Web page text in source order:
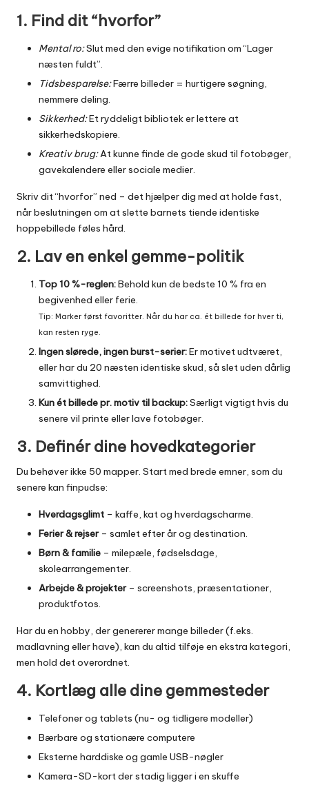
1. Find dit “hvorfor”
Mental ro:Slut med den evige notifikation om “Lager
næsten fuldt”.
Tidsbesparelse:Færre billeder = hurtigere søgning,
nemmere deling.
Sikkerhed:Et ryddeligt bibliotek er lettere at
sikkerhedskopiere.
Kreativ brug:At kunne finde de gode skud til fotobøger,
gavekalendere eller sociale medier.
Skriv dit “hvorfor” ned – det hjælper dig med at holde fast,
når beslutningen om at slette barnets tiende identiske
hoppebillede føles hård.
2. Lav en enkel gemme-politik
Top 10 %-reglen:Behold kun de bedste 10 % fra en
begivenhed eller ferie.
Tip: Marker først favoritter. Når du har ca. ét billede for hver ti,
kan resten ryge.
Ingen slørede, ingen burst-serier:Er motivet udtværet,
eller har du 20 næsten identiske skud, så slet uden dårlig
samvittighed.
Kun ét billede pr. motiv til backup:Særligt vigtigt hvis du
senere vil printe eller lave fotobøger.
3. Definér dine hovedkategorier
Du behøver ikke 50 mapper. Start med brede emner, som du
senere kan finpudse:
Hverdagsglimt – kaffe, kat og hverdagscharme.
Ferier & rejser– samlet efter år og destination.
Børn & familie – milepæle, fødselsdage,
skolearrangementer.
Arbejde & projekter– screenshots, præsentationer,
produktfotos.
Har du en hobby, der genererer mange billeder (f.eks.
madlavning eller have), kan du altid tilføje en ekstra kategori,
men hold det overordnet.
4. Kortlæg alle dine gemmesteder
Telefoner og tablets (nu- og tidligere modeller)
Bærbare og stationære computere
Eksterne harddiske og gamle USB-nøgler
Kamera-SD-kort der stadig ligger i en skuffe